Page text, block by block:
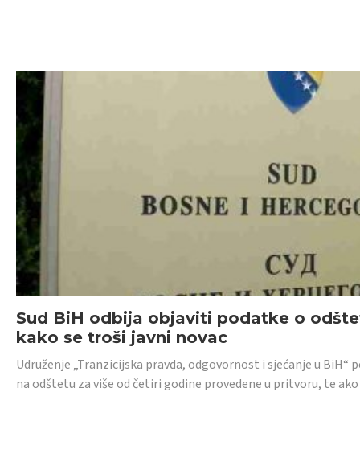
Sud BiH odbija objaviti podatke o
kako se troši javni novac
Udruženje „Tranzicijska pravda, odgovornost i sjećanje u
na odštetu za više od četiri godine provedene u pritvoru, te